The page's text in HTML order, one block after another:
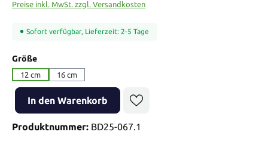
Preise inkl. MwSt. zzgl. Versandkosten
Sofort verfügbar, Lieferzeit: 2-5 Tage
Größeauswählen
12 cm 16 cm
Produkt Anzahl: Gib den gewünschten Wert ein oder benutze die
In den Warenkorb
Produktnummer: BD25-067.1